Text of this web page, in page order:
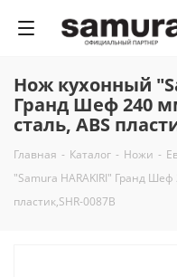
Нож кухонный
Гранд Шеф 240
сталь, ABS
Главная - Каталог - Ножи -
"Samura HARAKIRI" Гранд
пластик,SHR-0087B